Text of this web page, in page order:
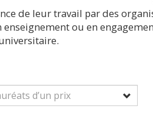
de leur travail par des
ou en